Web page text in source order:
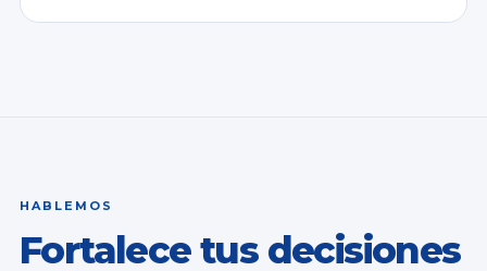
HABLEMOS
Fortalece tus decisiones